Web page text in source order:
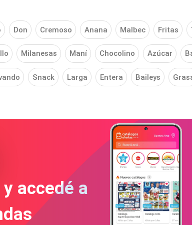
Don Cremoso Anana Malbec Fritas
Milanesas Maní Chocolino Azúcar
Snack Larga Entera Baileys
accedé a